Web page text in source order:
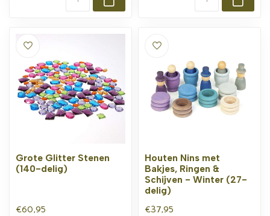
Grote Glitter Stenen
(140-delig)
€60,95
Houten Nins met
Bakjes, Ringen &
Schijven - Winter (27-
delig)
€37,95